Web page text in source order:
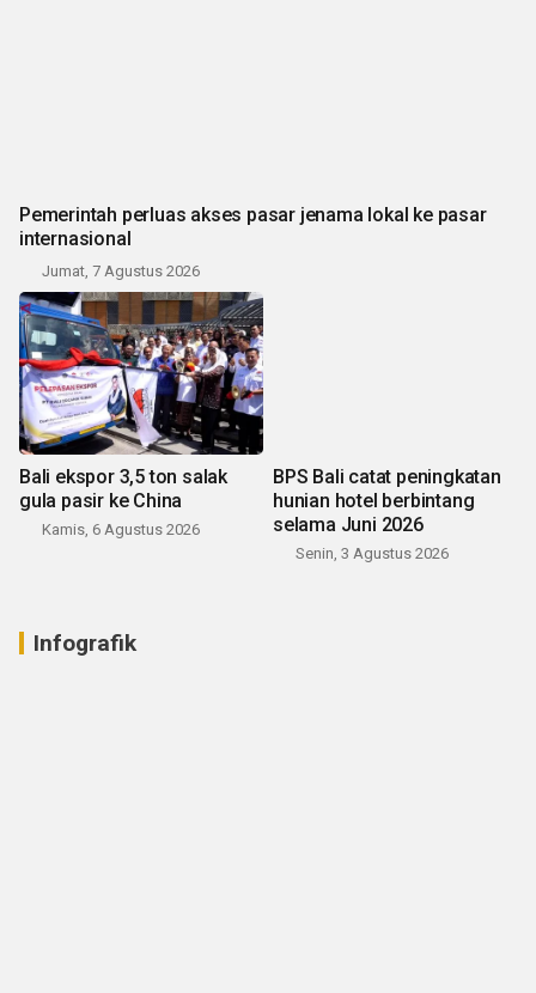
Pemerintah perluas akses pasar jenama lokal ke pasar
internasional
Jumat, 7 Agustus 2026
Bali ekspor 3,5 ton salak
gula pasir ke China
Kamis, 6 Agustus 2026
BPS Bali catat peningkatan
hunian hotel berbintang
selama Juni 2026
Senin, 3 Agustus 2026
Infografik